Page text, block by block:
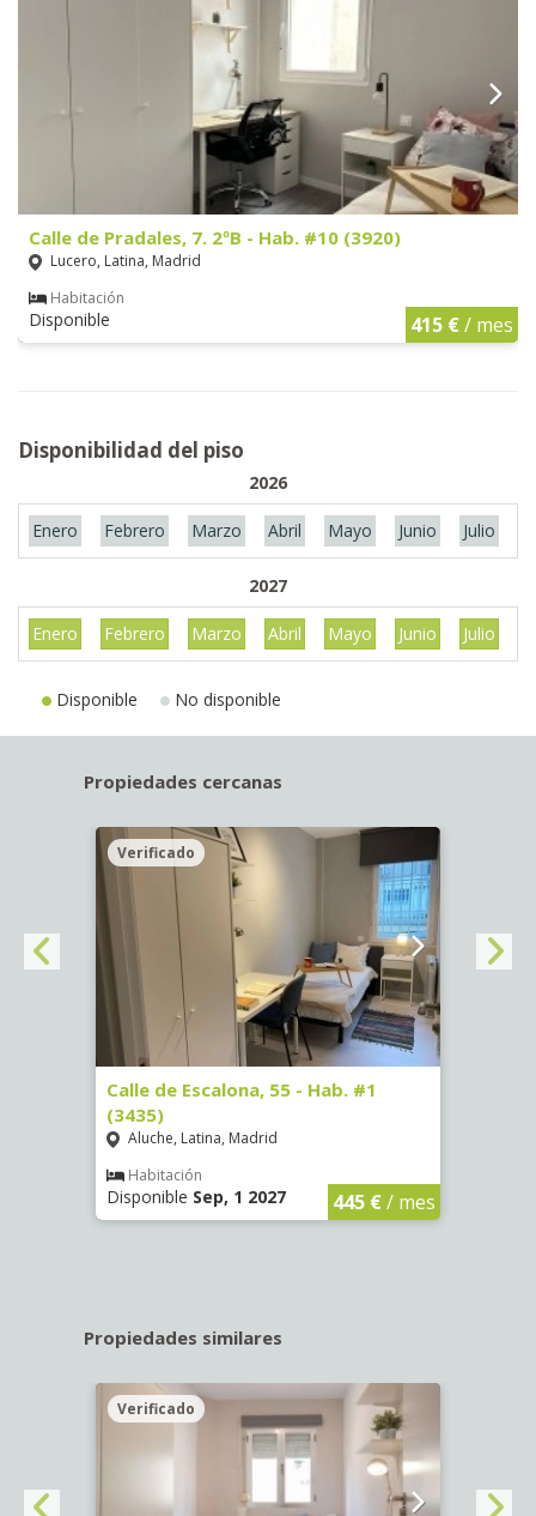
Calle de Pradales, 7. 2ºB - Hab. #10 (3920)
Lucero, Latina, Madrid
Habitación
Disponible 415 €/ mes
Disponibilidad del piso
2026
Enero Febrero Marzo Abril Mayo Junio Julio
2027
Enero Febrero Marzo Abril Mayo Junio Julio
Disponible No disponible
Propiedades cercanas
Verificado
Calle de Escalona, 55 - Hab. #1
(3435)
Aluche, Latina, Madrid
Habitación
Disponible Sep, 1 2027 445 €/ mes
Propiedades similares
Verificado